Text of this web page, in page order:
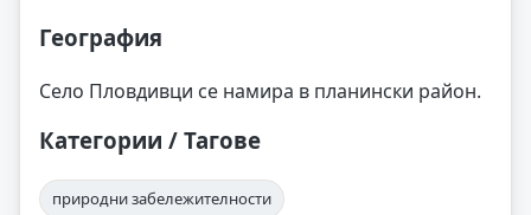
География
Село Пловдивци се намира в планински район.
Категории / Тагове
природни забележителности